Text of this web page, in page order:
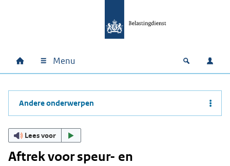
Hoofdnavigatie
Home Menu Open
Andere onderwerpen
Lees voor
Aftrek voor speur- en